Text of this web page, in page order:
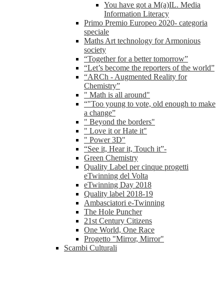
You have got a M(a)IL. Media
Information Literacy
Primo Premio Europeo 2020- categoria
speciale
Maths Art technology for Armonious
society
“Together for a better tomorrow”
“Let’s become the reporters of the world”
“ARCh - Augmented Reality for
Chemistry”
" Math is all around"
“"Too young to vote, old enough to make
a change”
" Beyond the borders"
" Love it or Hate it"
" Power 3D"
“See it, Hear it, Touch it”-
Green Chemistry
Quality Label per cinque progetti
eTwinning del Volta
eTwinning Day 2018
Quality label 2018-19
Ambasciatori e-Twinning
The Hole Puncher
21st Century Citizens
One World, One Race
Progetto "Mirror, Mirror"
Scambi Culturali